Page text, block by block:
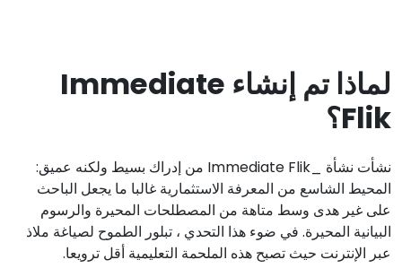
لماذا تم إنشاء Immediate
Flik؟
نشأت نشأة _Immediate Flik من إدراك بسيط ولكنه عميق:
المحيط الشاسع من المعرفة الاستثمارية غالبا ما يجعل الباحث
على غير هدى وسط متاهة من المصطلحات المحيرة والرسوم
البيانية المحيرة. في ضوء هذا التحدي ، تبلور الطموح لصياغة ملاذ
عبر الإنترنت حيث تصبح هذه الملحمة التعليمية أقل ترويعا.